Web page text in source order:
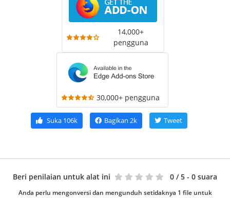
14,000+
pengguna
30,000+ pengguna
Suka106k Bagikan 2k Tweet
Beri penilaian untuk alat ini 0 / 5 - 0 suara
Anda perlu mengonversi dan mengunduh setidaknya 1 file untuk